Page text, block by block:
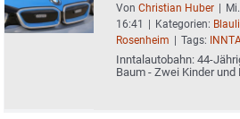
Von Christian Huber |
16:41 | Kategorien:
Rosenheim | Tags:
Inntalautobahn: 44-
Baum - Zwei Kinder